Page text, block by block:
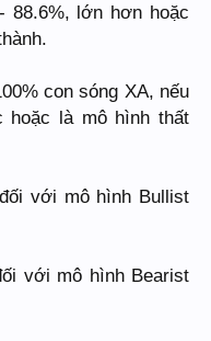
88.6%, lớn hơn hoặc
con sóng XA, nếu
hoặc là mô hình thất
với mô hình Bullist
với mô hình Bearist